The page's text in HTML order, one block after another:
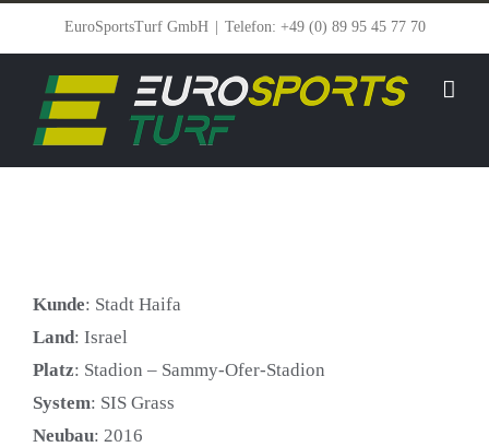
springen
EuroSportsTurf GmbH Telefon: +49 (0) 89 95 45 77 70
Kunde: Stadt Haifa
Land: Israel
Platz: Stadion – Sammy-Ofer-Stadion
System: SIS Grass
Neubau: 2016